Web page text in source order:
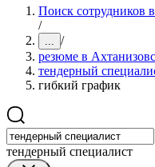
Поиск сотрудников
/
... /
резюме в
тендерный
гибкий график
тендерный специалист